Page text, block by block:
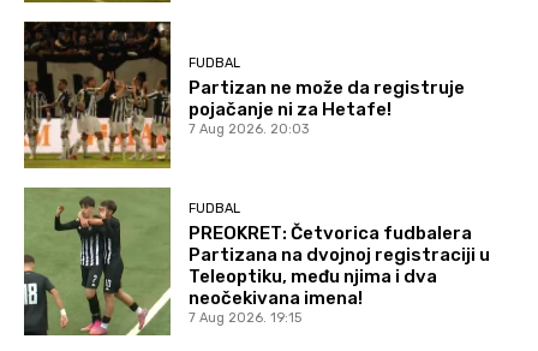
FUDBAL
Partizan ne može da registruje
pojačanje ni za Hetafe!
7 Aug 2026. 20:03
FUDBAL
PREOKRET: Četvorica fudbalera
Partizana na dvojnoj registraciji u
Teleoptiku, među njima i dva
neočekivana imena!
7 Aug 2026. 19:15